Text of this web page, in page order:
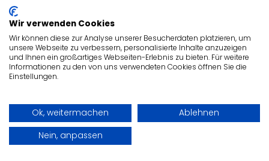
Wir verwenden Cookies
Wir können diese zur Analyse unserer Besucherdaten platzieren, um
unsere Webseite zu verbessern, personalisierte Inhalte anzuzeigen
und Ihnen ein großartiges Webseiten-Erlebnis zu bieten. Für weitere
Informationen zu den von uns verwendeten Cookies öffnen Sie die
Einstellungen.
Ok, weitermachen
Ablehnen
Nein, anpassen